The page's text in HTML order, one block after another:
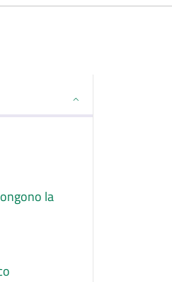
la